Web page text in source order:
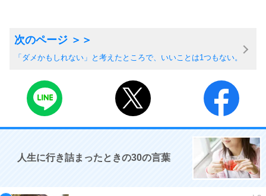
「ダメかもしれない」と考えたところで、いいことは1つもない。
人生に行き詰まったときの30の言葉